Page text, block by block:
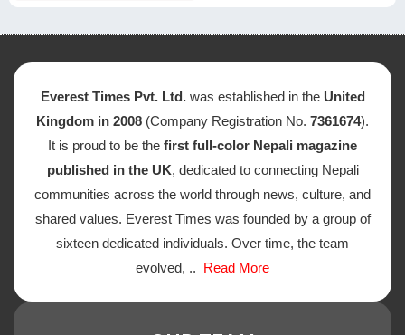
Everest Times Pvt. Ltd. was established in the United
Kingdom in 2008 (Company Registration No. 7361674).
It is proud to be the first full-color Nepali magazine
published in the UK, dedicated to connecting Nepali
communities across the world through news, culture, and
shared values. Everest Times was founded by a group of
sixteen dedicated individuals. Over time, the team
evolved, .. Read More